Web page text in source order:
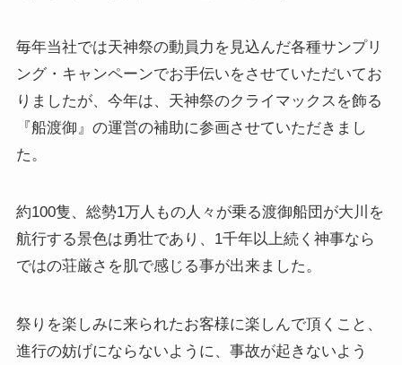
毎年当社では天神祭の動員力を見込んだ各種サンプリ
ング・キャンペーンでお手伝いをさせていただいてお
りましたが、今年は、天神祭のクライマックスを飾る
『船渡御』の運営の補助に参画させていただきまし
た。
約100隻、総勢1万人もの人々が乗る渡御船団が大川を
航行する景色は勇壮であり、1千年以上続く神事なら
ではの荘厳さを肌で感じる事が出来ました。
祭りを楽しみに来られたお客様に楽しんで頂くこと、
進行の妨げにならないように、事故が起きないよう